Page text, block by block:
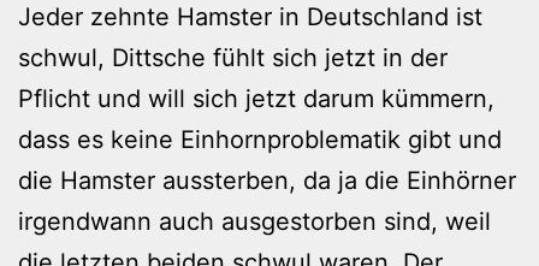
Jeder zehnte Hamster in Deutschland ist
schwul, Dittsche fühlt sich jetzt in der
Pflicht und will sich jetzt darum kümmern,
dass es keine Einhornproblematik gibt und
die Hamster aussterben, da ja die Einhörner
irgendwann auch ausgestorben sind, weil